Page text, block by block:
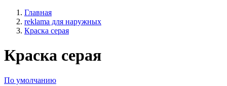
Главная
reklama для наружных
Краска серая
Краска серая
По умолчанию